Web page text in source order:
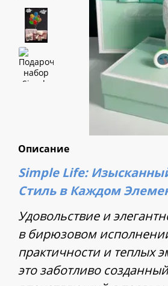
Описание
Simple Life:
Стиль в Каждом
Удовольствие и
в бирюзовом
практичности и теплых
это заботливо